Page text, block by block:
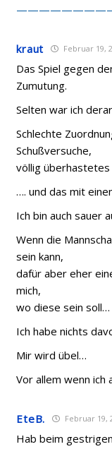
kraut Februar 19,
Das Spiel gegen
Zumutung.
Selten war ich
Schlechte
Schußversuche,
völlig
…. und das mit
Ich bin auch sauer
Wenn die
sein kann,
dafür aber eher
mich,
wo diese sein soll…
Ich habe nichts
Mir wird übel…
Vor allem wenn ich
EteB. Februar 19,
Hab beim